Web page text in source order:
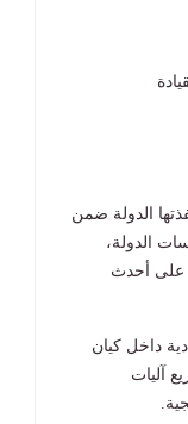
الدولة ضمن
الدولة،
على أحدث
داخل كيان
آليات